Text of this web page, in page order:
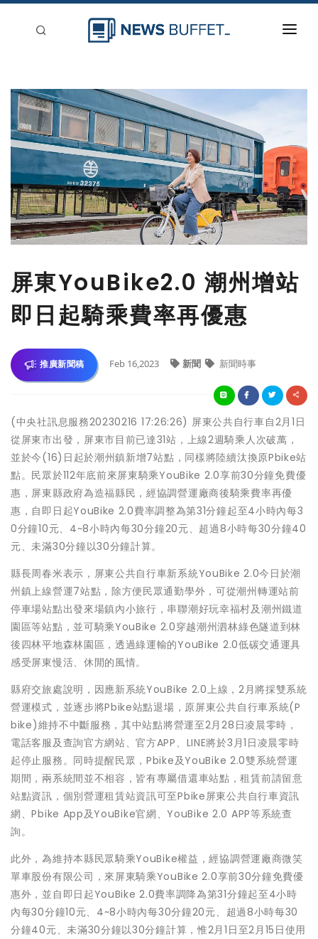
新聞稿分類
登入
刊登
屏東YouBike2.0 潮州增站
即日起騎乘費率再優惠
推廣新聞稿 Feb 16,2023 新聞 新聞時事
(中央社訊息服務20230216 17:26:26) 屏東公共自行車自2月1日
從屏東市出發，屏東市目前已達31站，上線2週騎乘人次破萬，
並於今(16)日起於潮州鎮新增7站點，同樣將陸續汰換原Pbike站
點。民眾於112年底前來屏東騎乘YouBike 2.0享前30分鐘免費優
惠，屏東縣政府為造福縣民，經協調營運廠商後騎乘費率再優
惠，自即日起YouBike 2.0費率調整為第31分鐘起至4小時內每3
0分鐘10元、4~8小時內每30分鐘20元、超過8小時每30分鐘40
元、未滿30分鐘以30分鐘計算。
縣長周春米表示，屏東公共自行車新系統YouBike 2.0今日於潮
州鎮上線營運7站點，除方便民眾通勤學外，可從潮州轉運站前
停車場站點出發來場鎮內小旅行，串聯潮好玩幸福村及潮州鐵道
園區等站點，並可騎乘YouBike 2.0穿越潮州泗林綠色隧道到林
後四林平地森林園區，透過綠運輸的YouBike 2.0低碳交通運具
感受屏東慢活、休閒的風情。
縣府交旅處說明，因應新系統YouBike 2.0上線，2月將採雙系統
營運模式，並逐步將Pbike站點退場，原屏東公共自行車系統(P
bike)維持不中斷服務，其中站點將營運至2月28日凌晨零時，
電話客服及查詢官方網站、官方APP、LINE將於3月1日凌晨零時
起停止服務。同時提醒民眾，Pbike及YouBike 2.0雙系統營運
期間，兩系統間並不相容，皆有專屬借還車站點，租賃前請留意
站點資訊，個別營運租賃站資訊可至Pbike屏東公共自行車資訊
網、Pbike App及YouBike官網、YouBike 2.0 APP等系統查
詢。
此外，為維持本縣民眾騎乘YouBike權益，經協調營運廠商微笑
單車股份有限公司，來屏東騎乘YouBike 2.0享前30分鐘免費優
惠外，並自即日起YouBike 2.0費率調降為第31分鐘起至4小時
內每30分鐘10元、4~8小時內每30分鐘20元、超過8小時每30
分鐘40元、未滿30分鐘以30分鐘計算，惟2月1日至2月15日使用